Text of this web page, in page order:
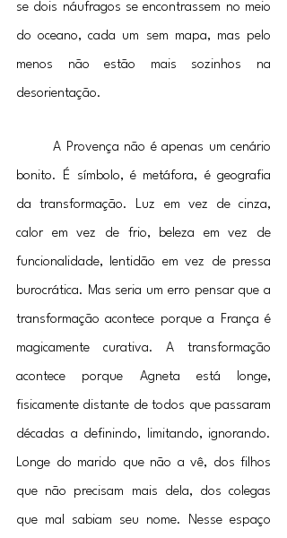
se dois náufragos se encontrassem no meio
do oceano, cada um sem mapa, mas pelo
menos não estão mais sozinhos na
desorientação.
	A Provença não é apenas um cenário
bonito. É símbolo, é metáfora, é geografia
da transformação. Luz em vez de cinza,
calor em vez de frio, beleza em vez de
funcionalidade, lentidão em vez de pressa
burocrática. Mas seria um erro pensar que a
transformação acontece porque a França é
magicamente curativa. A transformação
acontece porque Agneta está longe,
fisicamente distante de todos que passaram
décadas a definindo, limitando, ignorando.
Longe do marido que não a vê, dos filhos
que não precisam mais dela, dos colegas
que mal sabiam seu nome. Nesse espaço